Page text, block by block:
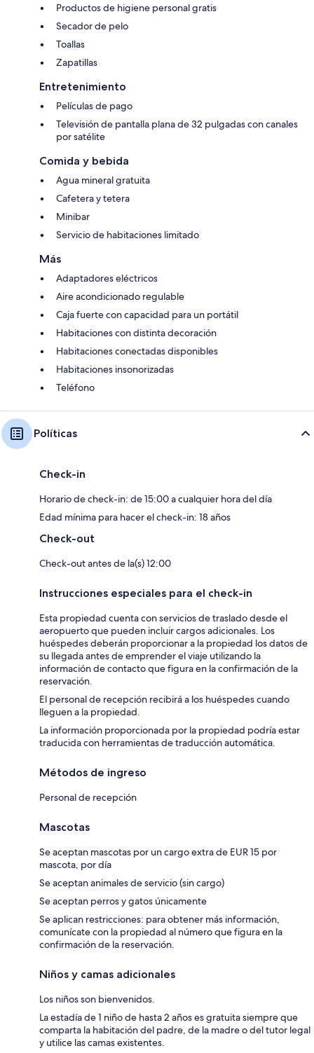
Productos de higiene personal gratis
Secador de pelo
Toallas
Zapatillas
Entretenimiento
Películas de pago
Televisión de pantalla plana de 32 pulgadas con canales
por satélite
Comida y bebida
Agua mineral gratuita
Cafetera y tetera
Minibar
Servicio de habitaciones limitado
Más
Adaptadores eléctricos
Aire acondicionado regulable
Caja fuerte con capacidad para un portátil
Habitaciones con distinta decoración
Habitaciones conectadas disponibles
Habitaciones insonorizadas
Teléfono
Políticas
Check-in
Horario de check-in: de 15:00 a cualquier hora del día
Edad mínima para hacer el check-in: 18 años
Check-out
Check-out antes de la(s) 12:00
Instrucciones especiales para el check-in
Esta propiedad cuenta con servicios de traslado desde el
aeropuerto que pueden incluir cargos adicionales. Los
huéspedes deberán proporcionar a la propiedad los datos de
su llegada antes de emprender el viaje utilizando la
información de contacto que figura en la confirmación de la
reservación.
El personal de recepción recibirá a los huéspedes cuando
lleguen a la propiedad.
La información proporcionada por la propiedad podría estar
traducida con herramientas de traducción automática.
Métodos de ingreso
Personal de recepción
Mascotas
Se aceptan mascotas por un cargo extra de EUR 15 por
mascota, por día
Se aceptan animales de servicio (sin cargo)
Se aceptan perros y gatos únicamente
Se aplican restricciones: para obtener más información,
comunícate con la propiedad al número que figura en la
confirmación de la reservación.
Niños y camas adicionales
Los niños son bienvenidos.
La estadía de 1 niño de hasta 2 años es gratuita siempre que
comparta la habitación del padre, de la madre o del tutor legal
y utilice las camas existentes.